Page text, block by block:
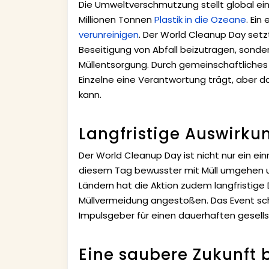
Die Umweltverschmutzung stellt global
Millionen TonnenPlastik in die Ozeane. Ein
verunreinigen. Der World Cleanup Day
Beseitigung von Abfall beizutragen,
Müllentsorgung. Durch
Einzelne eine Verantwortung trägt, aber
kann.
Langfristige
Der World Cleanup Day ist nicht nur ein
diesem Tag bewusster mit Müll umgehen
Ländern hat die Aktion zudem langfristige
Müllvermeidung angestoßen. Das Event
Impulsgeber für einen dauerhaften
Eine saubere Zukunft